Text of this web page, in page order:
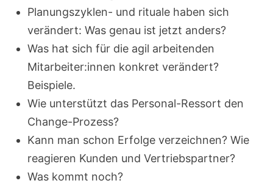
Planungszyklen- und rituale haben sich
verändert: Was genau ist jetzt anders?
Was hat sich für die agil arbeitenden
Mitarbeiter:innen konkret verändert?
Beispiele.
Wie unterstützt das Personal-Ressort den
Change-Prozess?
Kann man schon Erfolge verzeichnen? Wie
reagieren Kunden und Vertriebspartner?
Was kommt noch?